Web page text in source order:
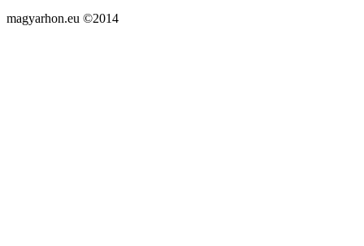
magyarhon.eu ©2014